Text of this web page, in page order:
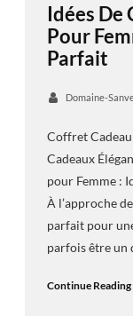
Idées De
Pour
Parfait
Domaine-
Coffret
Cadeaux
pour Femme :
À l’approche
parfait pour
parfois être un
Continue Reading